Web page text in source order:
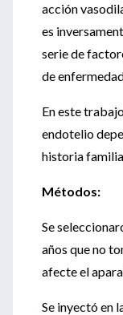
acción
es
serie de
de
En este
endotelio
historia
Métodos:
Se
años que no
afecte el
Se inyectó en